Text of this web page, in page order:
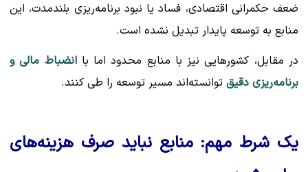
ضعف حکمرانی اقتصادی، فساد یا نبود برنامه‌ریزی بلندمدت، این
منابع به توسعه پایدار تبدیل نشده است.
در مقابل، کشورهایی نیز با منابع محدود اما باانضباط مالی و
برنامه‌ریزی دقیق توانسته‌اند مسیر توسعه را طی کنند.
یک شرط مهم: منابع نباید صرف هزینه‌های